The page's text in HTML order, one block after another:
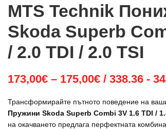
MTS Technik
Skoda Superb
/ 2.0 TDI / 2.0 TSI
173,00€ – 175,00€ / 338.36 -
Трансформирайте пътното поведение на
Пружини Skoda Superb Combi 3V 1.6 TDI /
на окачването предлага перфектната